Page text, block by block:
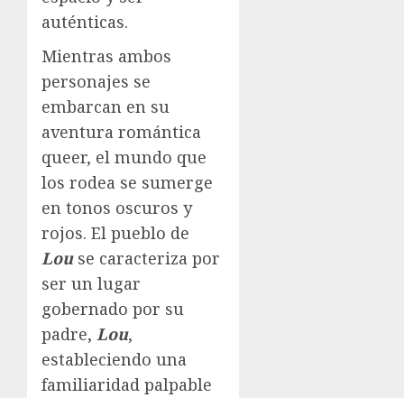
auténticas.
Mientras ambos
personajes se
embarcan en su
aventura romántica
queer, el mundo que
los rodea se sumerge
en tonos oscuros y
rojos. El pueblo de
Louse caracteriza por
ser un lugar
gobernado por su
padre, Lou,
estableciendo una
familiaridad palpable